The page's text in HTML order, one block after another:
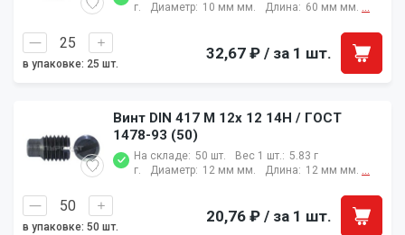
г.
Диаметр: 10 мм мм. Длина: 60 мм мм. ...
в упаковке: 25 шт.
32,67 ₽ / за 1 шт.
Винт DIN 417 M 12x 12 14H / ГОСТ
1478-93 (50)
На складе: 50 шт. Вес 1 шт.: 5.83 г
г.
Диаметр: 12 мм мм. Длина: 12 мм мм. ...
в упаковке: 50 шт.
20,76 ₽ / за 1 шт.